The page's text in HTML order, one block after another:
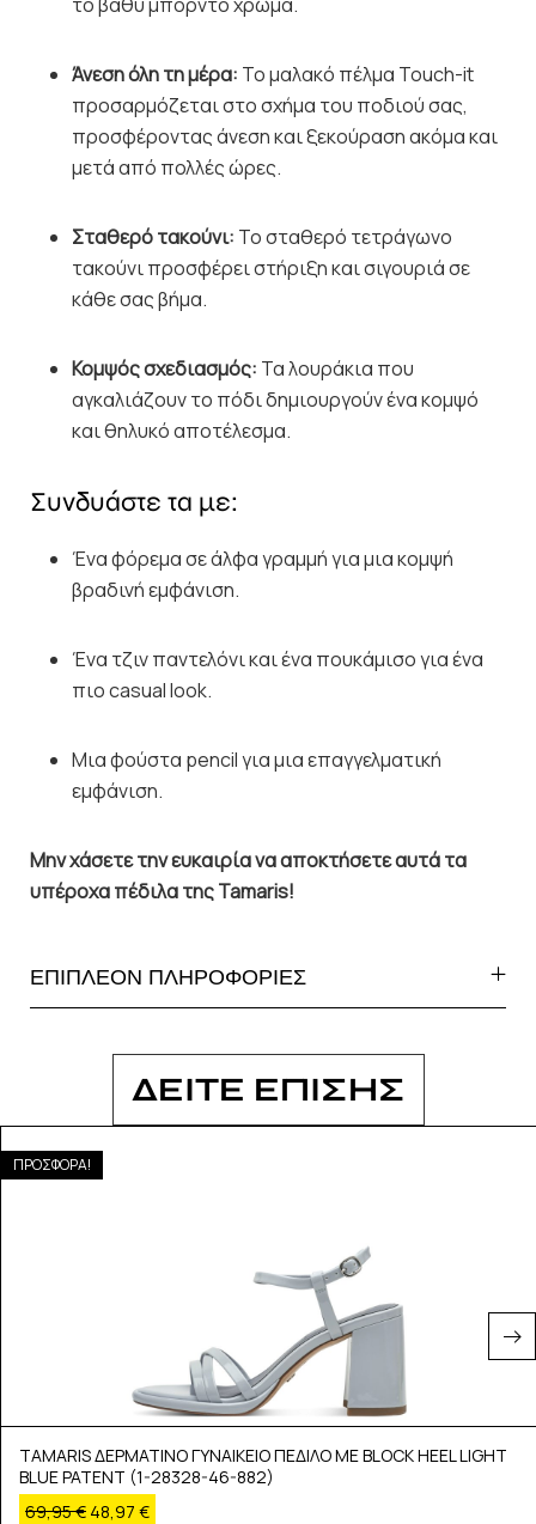
Άνεση όλη τη μέρα: Το μαλακό πέλμα Touch-it
προσαρμόζεται στο σχήμα του ποδιού σας,
προσφέροντας άνεση και ξεκούραση ακόμα και
μετά από πολλές ώρες.
Σταθερό τακούνι: Το σταθερό τετράγωνο
τακούνι προσφέρει στήριξη και σιγουριά σε
κάθε σας βήμα.
Κομψός σχεδιασμός: Τα λουράκια που
αγκαλιάζουν το πόδι δημιουργούν ένα κομψό
και θηλυκό αποτέλεσμα.
Συνδυάστε τα με:
Ένα φόρεμα σε άλφα γραμμή για μια κομψή
βραδινή εμφάνιση.
Ένα τζιν παντελόνι και ένα πουκάμισο για ένα
πιο casual look.
Μια φούστα pencil για μια επαγγελματική
εμφάνιση.
Μην χάσετε την ευκαιρία να αποκτήσετε αυτά τα
υπέροχα πέδιλα της Tamaris!
ΕΠΙΠΛΕΟΝ ΠΛΗΡΟΦΟΡΙΕΣ
ΔΕΙΤΕ ΕΠΙΣΗΣ
ΠΡΟΣΦΟΡΑ!
TAMARIS ΔΕΡΜΑΤΙΝΟ ΓΥΝΑΙΚΕΙΟ ΠΕΔΙΛΟ ΜΕ BLOCK HEEL LIGHT
BLUE PATENT (1-28328-46-882)
69,95€ 48,97 €